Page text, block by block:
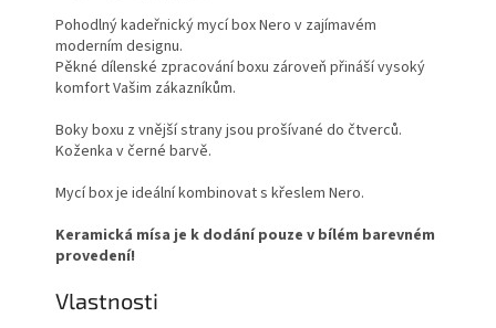
Pohodlný kadeřnický mycí box Nero v zajímavém
moderním designu.
Pěkné dílenské zpracování boxu zároveň přináší vysoký
komfort Vašim zákazníkům.
Boky boxu z vnější strany jsou prošívané do čtverců.
Koženka v černé barvě.
Mycí box je ideální kombinovat s křeslem Nero.
Keramická mísa je k dodání pouze v bílém barevném
provedení!
Vlastnosti